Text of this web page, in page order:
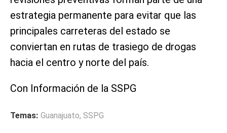
estrategia permanente para evitar que las
principales carreteras del estado se
conviertan en rutas de trasiego de drogas
hacia el centro y norte del país.
Con Información de la SSPG
Temas: Guanajuato, SSPG